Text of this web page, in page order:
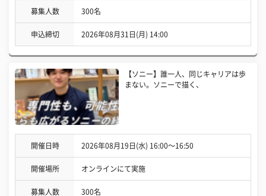
募集人数 300名
申込締切 2026年08月31日(月) 14:00
【ソニー】誰一人、同じキャリアは歩
まない。ソニーで描く、
開催日時 2026年08月19日(水) 16:00〜16:50
開催場所 オンラインにて実施
募集人数 300名